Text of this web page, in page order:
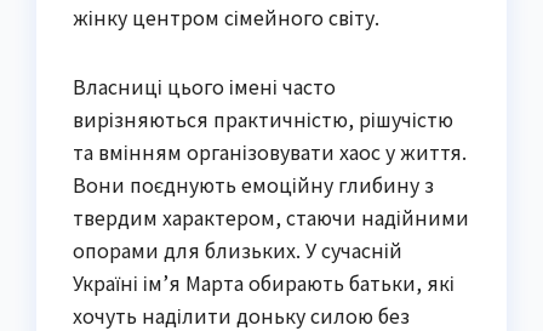
жінку центром сімейного світу.
Власниці цього імені часто
вирізняються практичністю, рішучістю
та вмінням організовувати хаос у життя.
Вони поєднують емоційну глибину з
твердим характером, стаючи надійними
опорами для близьких. У сучасній
Україні ім’я Марта обирають батьки, які
хочуть наділити доньку силою без